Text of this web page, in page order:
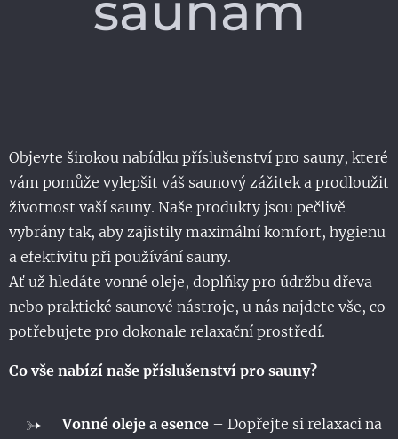
Objevte širokou nabídku příslušenství pro sauny, které
vám pomůže vylepšit váš saunový zážitek a prodloužit
životnost vaší sauny. Naše produkty jsou pečlivě
vybrány tak, aby zajistily maximální komfort, hygienu
a efektivitu při používání sauny.
Ať už hledáte vonné oleje, doplňky pro údržbu dřeva
nebo praktické saunové nástroje, u nás najdete vše, co
potřebujete pro dokonale relaxační prostředí.
Co vše nabízí naše příslušenství pro sauny?
Vonné oleje a esence – Dopřejte si relaxaci na